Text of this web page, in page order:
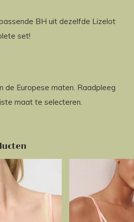
BH uit dezelfde Lizelot
set!
de Europese maten. Raadpleeg
maat te selecteren.